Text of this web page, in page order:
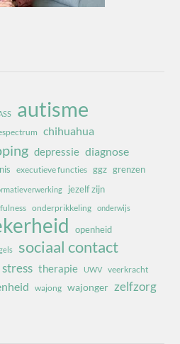
autisme
chihuahua
depressie diagnose
executieve functies ggz grenzen
jezelf zijn
onderprikkeling onderwijs
openheid
sociaal contact
stress therapie UWV veerkracht
wajong wajonger zelfzorg